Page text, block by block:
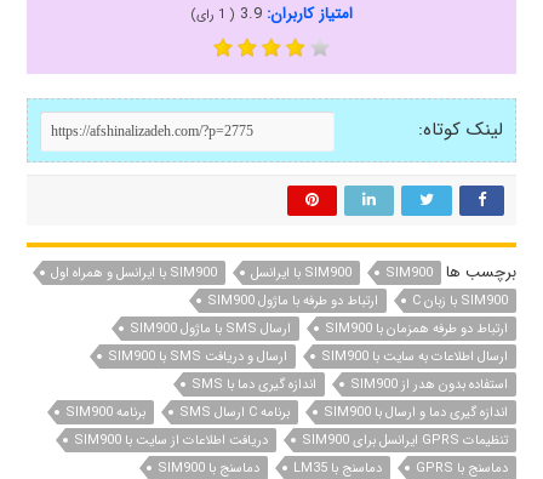
امتیاز کاربران:3.9
(
1 رای)
لینک کوتاه:
برچسب ها SIM900 SIM900 با ایرانسل
SIM900 با ایرانسل و همراه اول
SIM900 با زبان C
ارتباط دو طرفه با ماژول SIM900
ارتباط دو طرفه همزمان با SIM900
ارسال SMS با ماژول SIM900
ارسال اطلاعات به سایت با SIM900
ارسال و دریافت SMS با SIM900
استفاده بدون هدر از SIM900
اندازه گیری دما با SMS
اندازه گیری دما و ارسال با SIM900
برنامه C ارسال SMS
برنامه SIM900
تنظیمات GPRS ایرانسل برای SIM900
دریافت اطلاعات از سایت با SIM900
دماسنج با GPRS
دماسنج با LM35 دماسنج با SIM900